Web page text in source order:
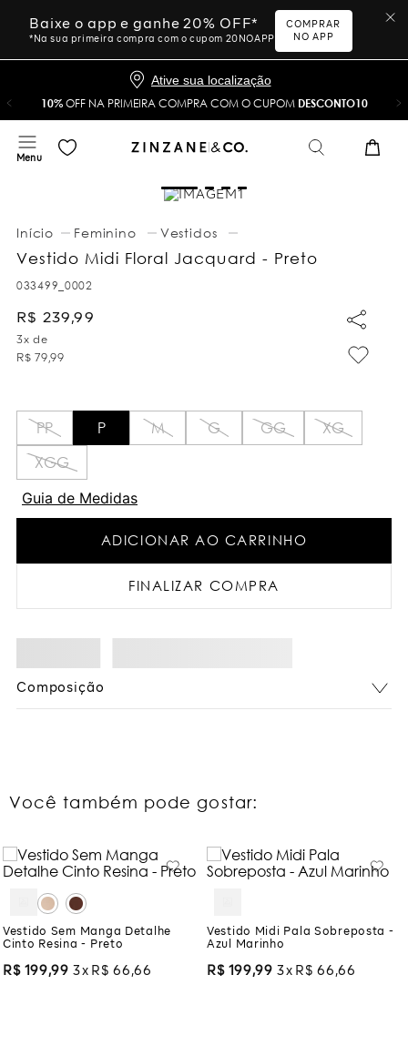
Baixe o app e ganhe 20% OFF*
*Na sua primeira compra com o cupom 20NOAPP
COMPRAR
NO APP
Ative sua localização
10%OFF NA PRIMEIRA COMPRA COM O CUPOM DESCONTO10
Feminino Vestidos
Vestido Midi Floral Jacquard - Preto
033499_0002
R$ 239,99
3x de
R$ 79,99
PP P M G GG
XG
XGG
Guia de Medidas
ADICIONAR AO CARRINHO
FINALIZAR COMPRA
Composição
Você também pode gostar:
Vestido Sem Manga Detalhe
Cinto Resina - Preto
R$ 199,99 3 R$ 66 ,66
Vestido Midi Pala Sobreposta -
Azul Marinho
R$ 199,99 3 R$ 66 ,66